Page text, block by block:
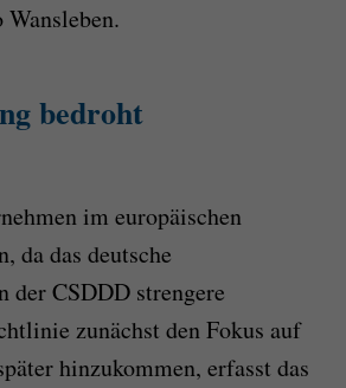
Wansleben.
bedroht
im europäischen
da das deutsche
CSDDD strengere
zunächst den Fokus auf
hinzukommen, erfasst das